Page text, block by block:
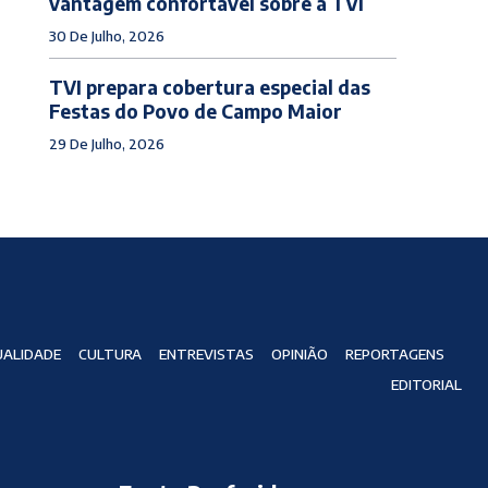
30 De Julho, 2026
TVI prepara cobertura especial das
Festas do Povo de Campo Maior
29 De Julho, 2026
CULTURA ENTREVISTAS OPINIÃO
REPORTAGENS
EDITORIAL